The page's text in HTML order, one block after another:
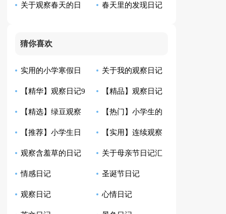
汇编7篇 篇
关于观察春天的日 春天里的发现日记
猜你喜欢
实用的小学寒假日
记范文汇编4篇
关于我的观察日记
范文集锦7篇
【精华】观察日记9
篇
【精品】观察日记
集锦6篇
【精选】绿豆观察
日记锦集9篇
【热门】小学生的
日记模板集合7篇
【推荐】小学生日
记模板五篇
【实用】连续观察
日记范文锦集10篇
观察含羞草的日记
通用15篇
关于母亲节日记汇
编4篇
情感日记 圣诞节日记
观察日记 心情日记